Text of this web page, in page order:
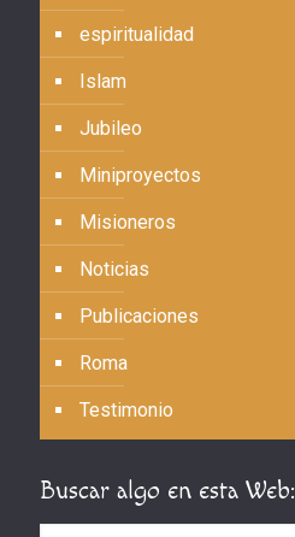
espiritualidad
Islam
Jubileo
Miniproyectos
Misioneros
Noticias
Publicaciones
Roma
Testimonio
Buscar algo en esta Web: